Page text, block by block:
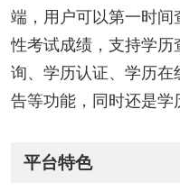
端，用户可以第一时间
性考试成绩，支持学
询、学历认证、学历
告等功能，同时还是学
平台特色